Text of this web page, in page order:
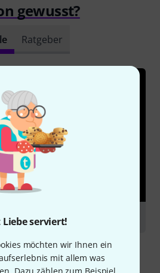
serviert!
möchten wir Ihnen ein
mit allem was
gewusst?
Ratgeber